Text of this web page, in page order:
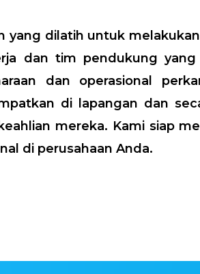
dilatih untuk
dan tim pendukung
dan operasional
di lapangan dan
mereka. Kami siap
di perusahaan Anda.